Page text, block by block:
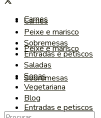
Carnes
Peixe e marisco
Sobremesas
Entradas e petiscos
Carnes
Peixe e marisco
Sobremesas
Entradas e petiscos
Saladas
Sopas
Vegetariana
Blog